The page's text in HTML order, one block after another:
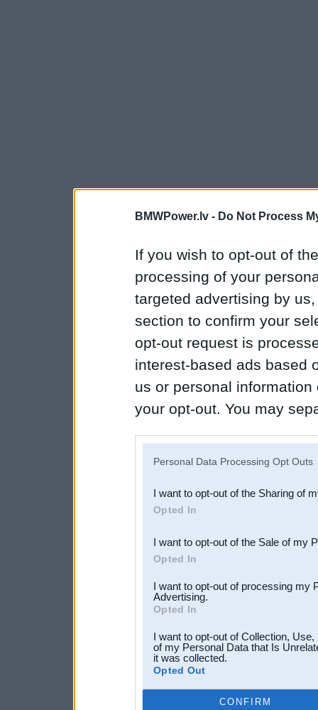
BMWPower.lv - Do Not Process
If you wish to opt-out of
processing of your
targeted advertising by
section to confirm your
opt-out request is
interest-based ads based
us or personal
your opt-out. You may
Downstream Participants
third parties.
Personal Data Processing Opt Outs
I want to opt-out of the Sharing of
Opted In
I want to opt-out of the Sale of my
Opted In
I want to opt-out of processing my
Advertising.
Opted In
I want to opt-out of Collection,
of my Personal Data that Is
it was collected.
Opted Out
CONFIRM